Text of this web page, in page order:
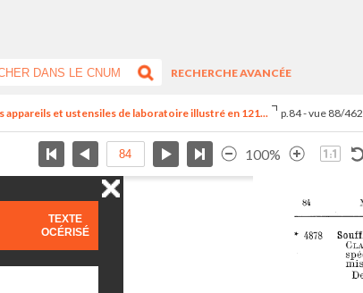
RECHERCHE AVANCÉE
appareils et ustensiles de laboratoire illustré en 121... p.84 - vue 88/462
100%
TEXTE
OCÉRISÉ